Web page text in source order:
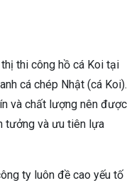
thi công hồ cá Koi tại
cá chép Nhật (cá Koi).
và chất lượng nên được
tưởng và ưu tiên lựa
ty luôn đề cao yếu tố